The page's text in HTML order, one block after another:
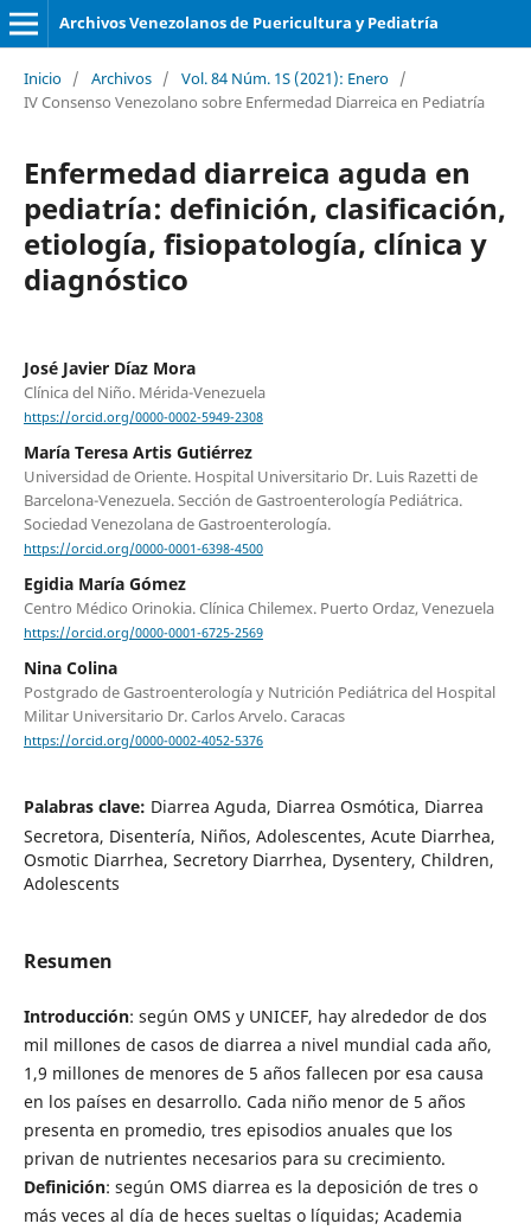
Archivos Venezolanos de Puericultura y Pediatría
Inicio / Archivos / Vol. 84 Núm. 1S (2021): Enero /
IV Consenso Venezolano sobre Enfermedad Diarreica en Pediatría
Enfermedad diarreica aguda en
pediatría: definición, clasificación,
etiología, fisiopatología, clínica y
diagnóstico
José Javier Díaz Mora
Clínica del Niño. Mérida-Venezuela
https://orcid.org/0000-0002-5949-2308
María Teresa Artis Gutiérrez
Universidad de Oriente. Hospital Universitario Dr. Luis Razetti de
Barcelona-Venezuela. Sección de Gastroenterología Pediátrica.
Sociedad Venezolana de Gastroenterología.
https://orcid.org/0000-0001-6398-4500
Egidia María Gómez
Centro Médico Orinokia. Clínica Chilemex. Puerto Ordaz, Venezuela
https://orcid.org/0000-0001-6725-2569
Nina Colina
Postgrado de Gastroenterología y Nutrición Pediátrica del Hospital
Militar Universitario Dr. Carlos Arvelo. Caracas
https://orcid.org/0000-0002-4052-5376
Palabras clave: Diarrea Aguda, Diarrea Osmótica, Diarrea
Secretora, Disentería, Niños, Adolescentes, Acute Diarrhea,
Osmotic Diarrhea, Secretory Diarrhea, Dysentery, Children,
Adolescents
Resumen
Introducción: según OMS y UNICEF, hay alrededor de dos
mil millones de casos de diarrea a nivel mundial cada año,
1,9 millones de menores de 5 años fallecen por esa causa
en los países en desarrollo. Cada niño menor de 5 años
presenta en promedio, tres episodios anuales que los
privan de nutrientes necesarios para su crecimiento.
Definición: según OMS diarrea es la deposición de tres o
más veces al día de heces sueltas o líquidas; Academia